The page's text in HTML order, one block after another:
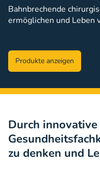
Bahnbrechende
ermöglichen und Leben
Produkte anzeigen
Durch
zu denken und